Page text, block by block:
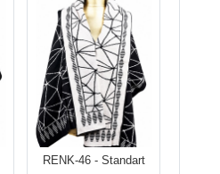
RENK-46 - Standart